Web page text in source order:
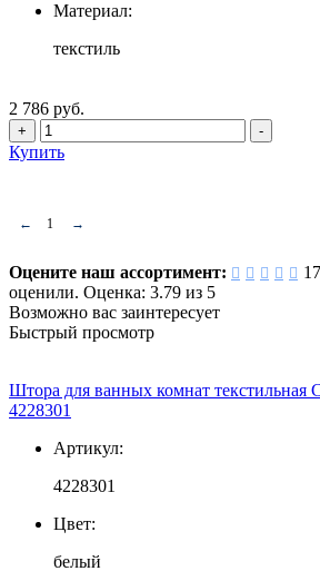
Материал:
текстиль
2 786 руб.
+ -
Купить
← 1 →
Оцените наш ассортимент:
оценили. Оценка: 3.79 из 5
Возможно вас заинтересует
Быстрый просмотр
Штора для ванных комнат текстильная
4228301
Артикул:
4228301
Цвет:
белый